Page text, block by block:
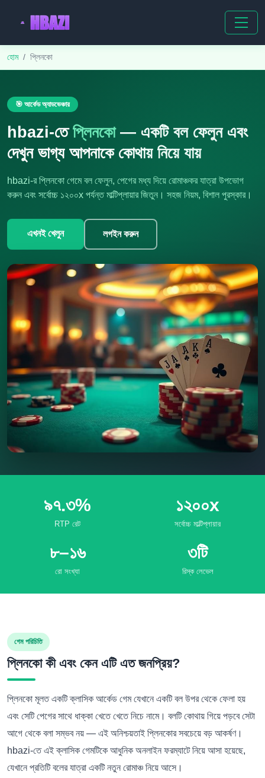
হোম প্লিনকো
🎯 আর্কেড অ্যাডভেঞ্চার
hbazi-তেপ্লিনকো— একটি বল ফেলুন এবং
দেখুন ভাগ্য আপনাকে কোথায় নিয়ে যায়
hbazi-র প্লিনকো গেমে বল ফেলুন, পেগের মধ্য দিয়ে রোমাঞ্চকর যাত্রা উপভোগ
করুন এবং সর্বোচ্চ ১২০০x পর্যন্ত মাল্টিপ্লায়ার জিতুন। সহজ নিয়ম, বিশাল পুরস্কার।
এখনই খেলুন লগইন করুন
৯৭.৩%
RTP রেট
১২০০x
সর্বোচ্চ মাল্টিপ্লায়ার
৮–১৬
রো সংখ্যা
৩টি
রিস্ক লেভেল
গেম পরিচিতি
প্লিনকো কী এবং কেন এটি এত জনপ্রিয়?
প্লিনকো মূলত একটি ক্লাসিক আর্কেড গেম যেখানে একটি বল উপর থেকে ফেলা হয়
এবং সেটি পেগের সাথে ধাক্কা খেতে খেতে নিচে নামে। বলটি কোথায় গিয়ে পড়বে সেটা
আগে থেকে বলা সম্ভব নয় — এই অনিশ্চয়তাই প্লিনকোর সবচেয়ে বড় আকর্ষণ।
hbazi-তে এই ক্লাসিক গেমটিকে আধুনিক অনলাইন ফরম্যাটে নিয়ে আসা হয়েছে,
যেখানে প্রতিটি বলের যাত্রা একটি নতুন রোমাঞ্চ নিয়ে আসে।